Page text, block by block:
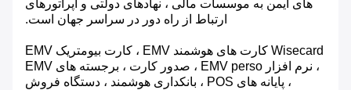
های ایمن به موسسات مالی ، نهادهای دولتی و اپراتورهای
ارتباط از راه دور در سراسر جهان است.
Wisecard کارت های هوشمند EMV ، کارت بیومتریک EMV
، نرم افزار EMV perso ، صدور کارت ، برجسته های EMV
، پایانه های POS ، بانکداری هوشمند ، دستگاه فروش